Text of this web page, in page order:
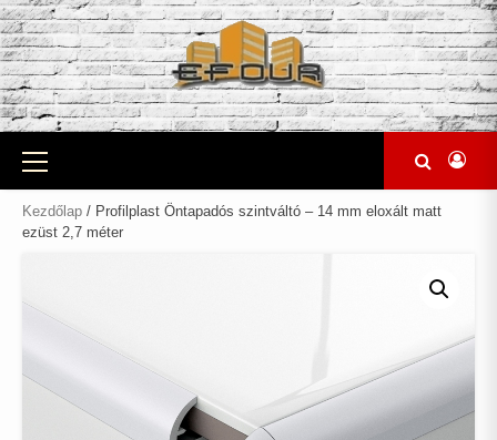
Skip
to
content
Primary
Menu
Kezdőlap / Profilplast Öntapadós szintváltó – 14 mm eloxált matt
ezüst 2,7 méter